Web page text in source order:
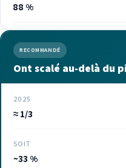
88 %
RECOMMANDÉ
Ont scalé au-delà du
2025
≈ 1/3
SOIT
~33 %